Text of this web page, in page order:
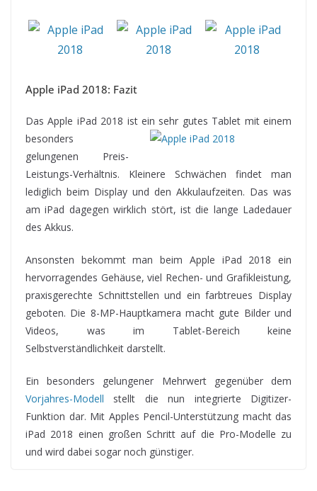
Apple iPad 2018: Fazit
Das Apple iPad 2018 ist ein sehr gutes Tablet mit einem
besonders
gelungenen Preis-
Leistungs-Verhältnis. Kleinere Schwächen findet man
lediglich beim Display und den Akkulaufzeiten. Das was
am iPad dagegen wirklich stört, ist die lange Ladedauer
des Akkus.
Ansonsten bekommt man beim Apple iPad 2018 ein
hervorragendes Gehäuse, viel Rechen- und Grafikleistung,
praxisgerechte Schnittstellen und ein farbtreues Display
geboten. Die 8-MP-Hauptkamera macht gute Bilder und
Videos, was im Tablet-Bereich keine
Selbstverständlichkeit darstellt.
Ein besonders gelungener Mehrwert gegenüber dem
Vorjahres-Modell stellt die nun integrierte Digitizer-
Funktion dar. Mit Apples Pencil-Unterstützung macht das
iPad 2018 einen großen Schritt auf die Pro-Modelle zu
und wird dabei sogar noch günstiger.